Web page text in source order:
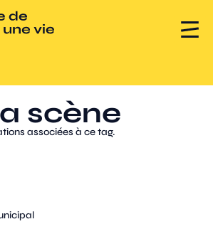
scène
associées à ce tag.